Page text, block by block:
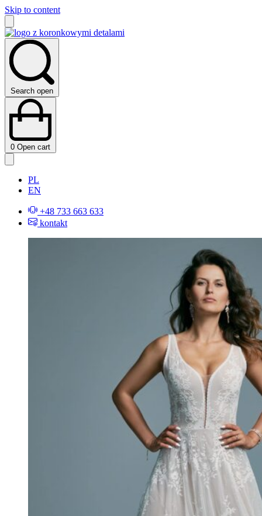
Skip to content
Search open
0 Open cart
PL
EN
+48 733 663 633
kontakt